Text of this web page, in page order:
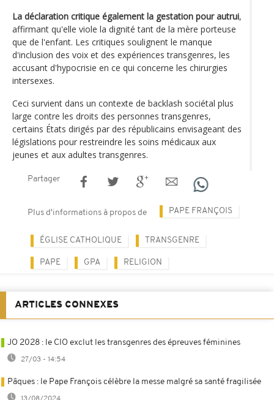
La déclaration critique également la gestation pour autrui,
affirmant qu'elle viole la dignité tant de la mère porteuse
que de l'enfant. Les critiques soulignent le manque
d'inclusion des voix et des expériences transgenres, les
accusant d'hypocrisie en ce qui concerne les chirurgies
intersexes.
Ceci survient dans un contexte de backlash sociétal plus
large contre les droits des personnes transgenres,
certains États dirigés par des républicains envisageant des
législations pour restreindre les soins médicaux aux
jeunes et aux adultes transgenres.
Partager
Plus d'informations à propos de PAPE FRANÇOIS
ÉGLISE CATHOLIQUE TRANSGENRE
PAPE GPA RELIGION
ARTICLES CONNEXES
JO 2028 : le CIO exclut les transgenres des épreuves féminines
27/03 - 14:54
Pâques : le Pape François célèbre la messe malgré sa santé fragilisée